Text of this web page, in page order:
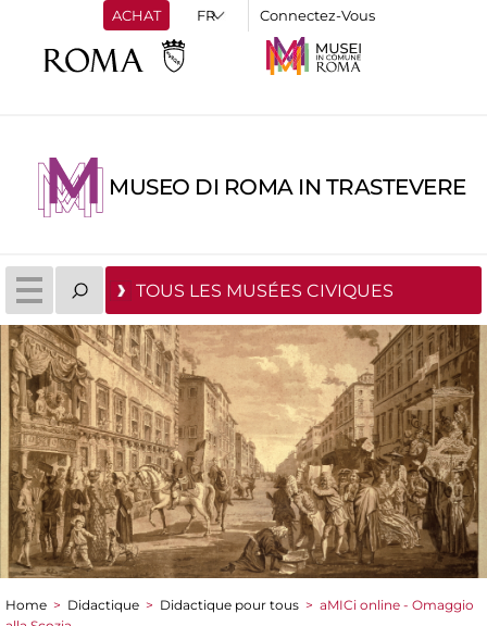
ACHAT Connectez-Vous
MUSEO DI ROMA IN TRASTEVERE
TOUS LES MUSÉES CIVIQUES
Home > Didactique > Didactique pour tous > aMICi online - Omaggio